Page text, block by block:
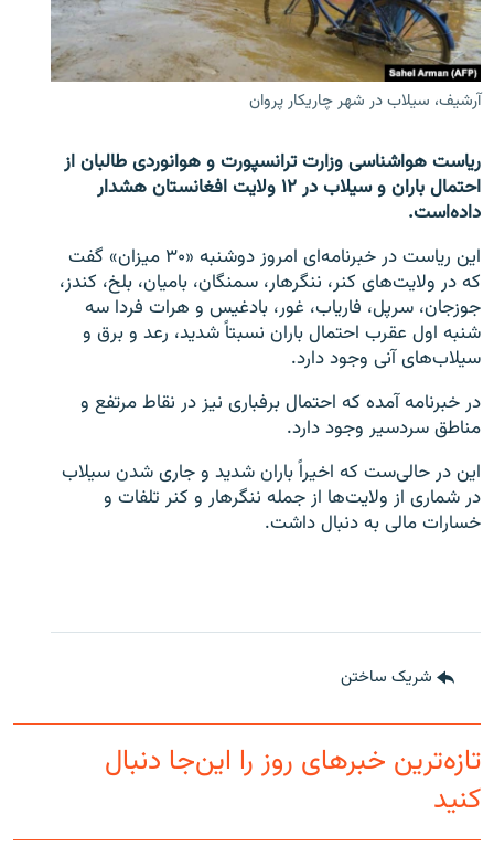
تماس
صفحه پشتو
Azadi English
به ما بپیوندید
همۀ سایت‌های رادیو آزادی/ رادیو اروپای آزاد
آرشیف، سیلاب در شهر چاریکار پروان
ریاست هواشناسی وزارت ترانسپورت و هوانوردی طالبان از
احتمال باران و سیلاب در ۱۲ ولایت افغانستان هشدار
داده‌است.
این ریاست در خبرنامه‌ای امروز دوشنبه «۳۰ میزان» گفت
که در ولایت‌های کنر، ننگرهار، سمنگان، بامیان، بلخ، کندز،
جوزجان، سرپل، فاریاب، غور، بادغیس و هرات فردا سه
شنبه اول عقرب احتمال باران نسبتاً شدید، رعد و برق و
سیلاب‌های آنی وجود دارد.
در خبرنامه آمده که احتمال برفباری نیز در نقاط مرتفع و
مناطق سردسیر وجود دارد.
این در حالی‌ست که اخیراً باران شدید و جاری شدن سیلاب
در شماری از ولایت‌ها از جمله ننگرهار و کنر تلفات و
خسارات مالی به دنبال داشت.
شریک ساختن
تازه‌ترین خبرهای روز را این‌جا دنبال
کنید